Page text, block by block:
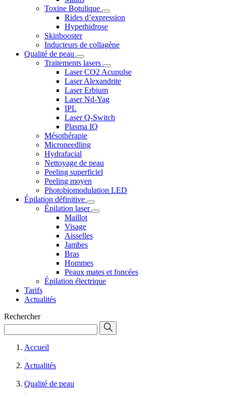
Toxine Botulique
Rides d’expression
Hyperhidrose
Skinbooster
Inducteurs de collagène
Qualité de peau
Traitements lasers
Laser CO2 Acupulse
Laser Alexandrite
Laser Erbium
Laser Nd-Yag
IPL
Laser Q-Switch
Plasma IQ
Mésothérapie
Microneedling
Hydrafacial
Nettoyage de peau
Peeling superficiel
Peeling moyen
Photobiomodulation LED
Épilation définitive
Épilation laser
Maillot
Visage
Aisselles
Jambes
Bras
Hommes
Peaux mates et foncées
Épilation électrique
Tarifs
Actualités
Rechercher
Accueil
Actualités
Qualité de peau